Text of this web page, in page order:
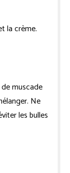
la crème.
muscade
Ne
les bulles